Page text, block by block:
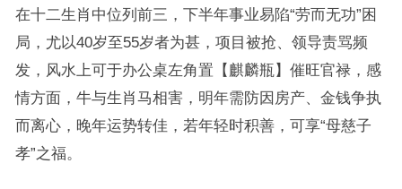
在十二生肖中位列前三，下半年事业易陷“劳而无功”困
局，尤以40岁至55岁者为甚，项目被抢、领导责骂频
发，风水上可于办公桌左角置【麒麟瓶】催旺官禄，感
情方面，牛与生肖马相害，明年需防因房产、金钱争执
而离心，晚年运势转佳，若年轻时积善，可享“母慈子
孝”之福。